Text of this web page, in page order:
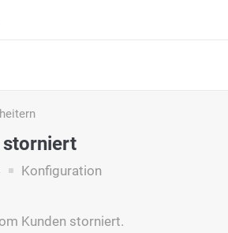
storniert
Konfiguration
Kunden storniert.